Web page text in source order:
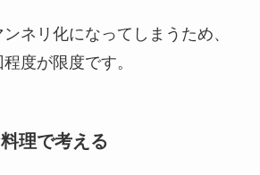
ネリ化になってしまうため、
度が限度です。
理で考える